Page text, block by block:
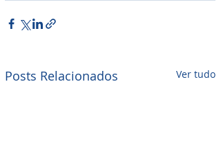
Posts Relacionados Ver tudo